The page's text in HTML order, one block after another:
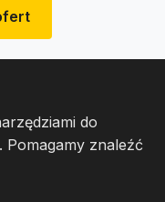
do
znaleźć